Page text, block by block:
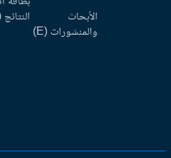
الأبحاث
والمنشورات (E)
النتائج (E)